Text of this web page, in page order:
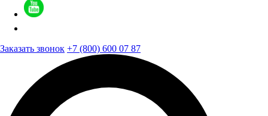
Заказать звонок +7 (800) 600 07 87